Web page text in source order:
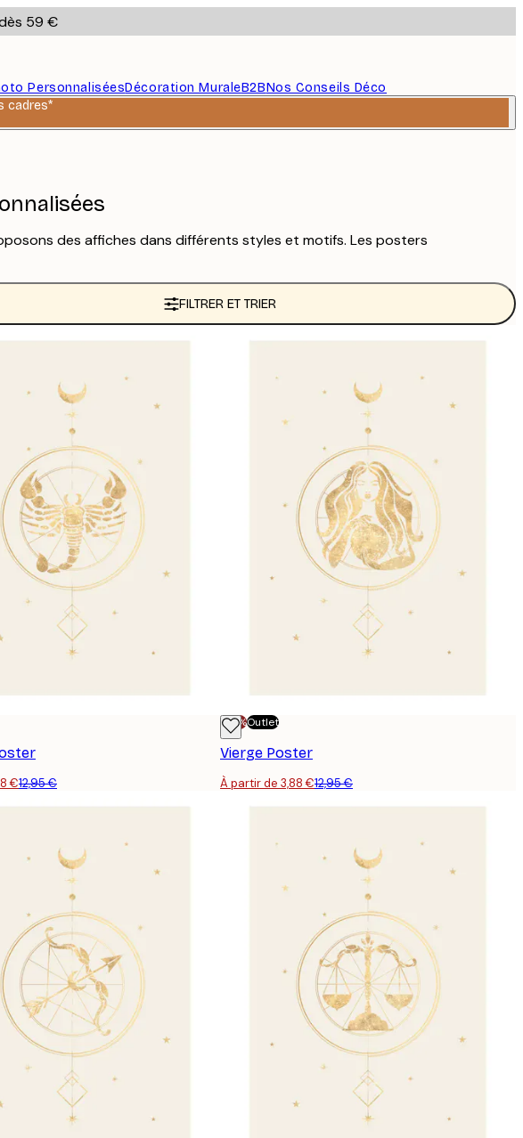
59 €
PersonnaliséesDécoration MuraleB2BNos Conseils Déco
cadres*
des affiches dans différents styles et motifs. Les posters
FILTRER ET TRIER
€12,95 €
-70%Outlet
Vierge Poster
À partir de 3,88 €12,95 €